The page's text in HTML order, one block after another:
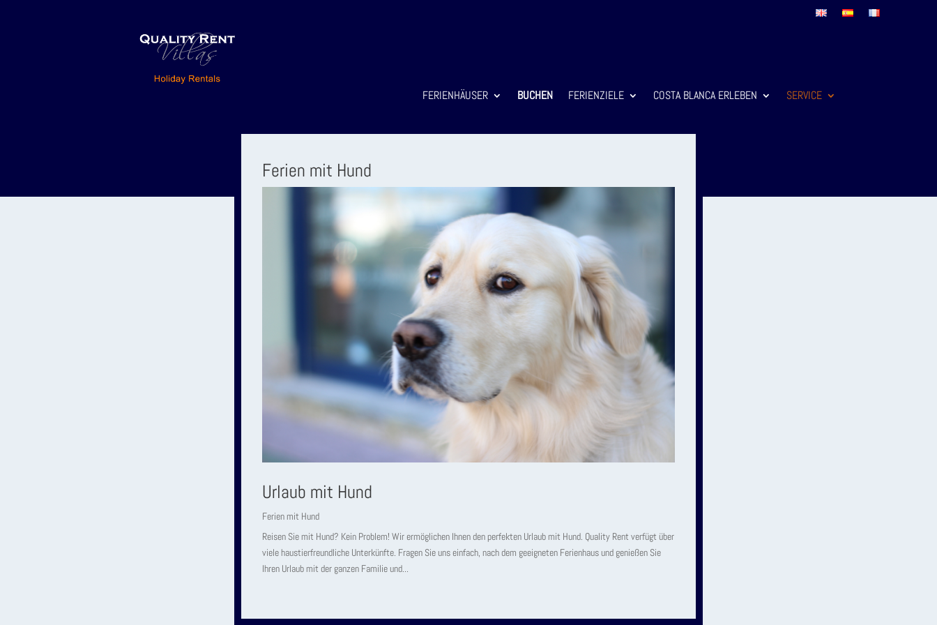
FERIENHÄUSER BUCHEN FERIENZIELE COSTA BLANCA ERLEBEN SERVICE
Ferien mit Hund
Urlaub mit Hund
Ferien mit Hund
Reisen Sie mit Hund? Kein Problem! Wir ermöglichen Ihnen den perfekten Urlaub mit Hund. Quality Rent verfügt über
viele haustierfreundliche Unterkünfte. Fragen Sie uns einfach, nach dem geeigneten Ferienhaus und genießen Sie
Ihren Urlaub mit der ganzen Familie und...